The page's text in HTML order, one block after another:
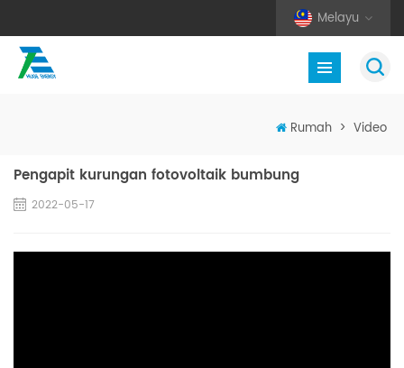
Melayu
Rumah > Video
Pengapit kurungan fotovoltaik bumbung
2022-05-17